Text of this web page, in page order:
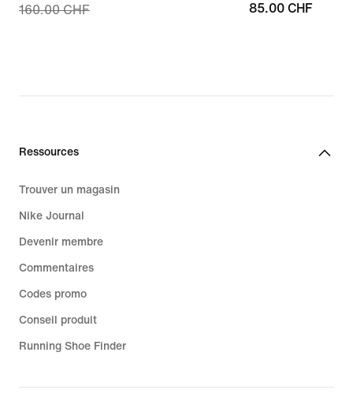
price
160.00 CHF
160.00 CHF
85.00 CHF
85.00 CHF
Ressources
Trouver un magasin
Nike Journal
Devenir membre
Commentaires
Codes promo
Conseil produit
Running Shoe Finder